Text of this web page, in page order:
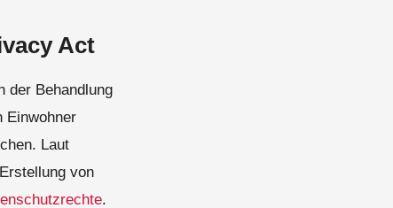
Act
der Behandlung
Einwohner
Laut
von
.